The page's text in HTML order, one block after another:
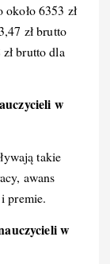
6353 zł
zł brutto
brutto dla
w
takie
awans
premie.
w